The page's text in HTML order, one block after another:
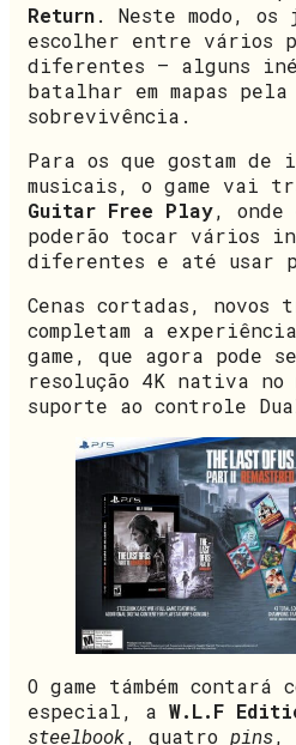
Return. Neste modo, os
escolher entre vários
diferentes – alguns
batalhar em mapas
sobrevivência.
Para os que gostam de
musicais, o game vai
Guitar Free Play, onde
poderão tocar vários
diferentes e até usar
Cenas cortadas,
completam a
game, que agora pode
resolução 4K nativa no
suporte ao controle
O game támbém contará
especial, a W.L.F
steelbook, quatro pins,